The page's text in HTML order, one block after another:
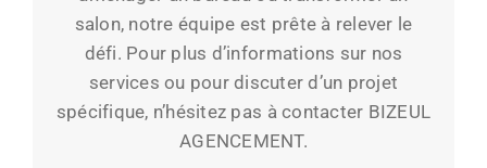
salon, notre équipe est prête à relever le
défi. Pour plus d’informations sur nos
services ou pour discuter d’un projet
spécifique, n’hésitez pas à contacter BIZEUL
AGENCEMENT.